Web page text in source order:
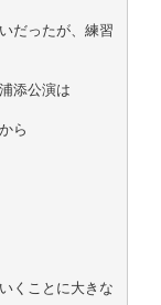
だったが、練習
添公演は
ら
くことに大きな